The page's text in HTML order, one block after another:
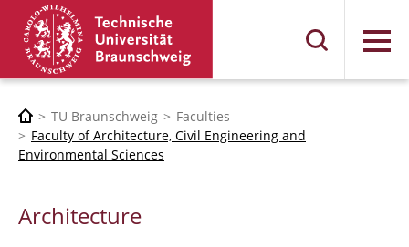
Menu
TU Braunschweig
Faculties
Faculty of Architecture, Civil Engineering and
Environmental Sciences
Architecture